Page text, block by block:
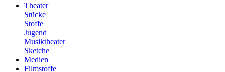
Theater
Stücke
Stoffe
Jugend
Musiktheater
Sketche
Medien
Filmstoffe